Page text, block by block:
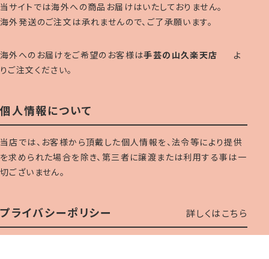
当サイトでは海外への商品お届けはいたしておりません。
海外発送のご注文は承れませんので、ご了承願います。
海外へのお届けをご希望のお客様は手芸の山久楽天店
よ
りご注文ください。
個人情報について
当店では、お客様から頂戴した個人情報を、法令等により提供
を求められた場合を除き、第三者に譲渡または利用する事は一
切ございません。
プライバシーポリシー 詳しくはこちら